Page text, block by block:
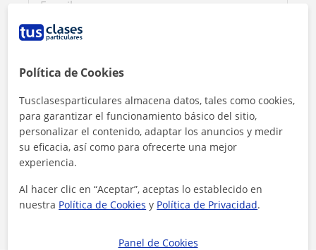
Al hacer clic, aceptas nuestro
Contactar ahora
Política de Cookies
Tusclasesparticulares almacena datos, tales como cookies,
para garantizar el funcionamiento básico del sitio,
personalizar el contenido, adaptar los anuncios y medir
su eficacia, así como para ofrecerte una mejor
experiencia.
Al hacer clic en “Aceptar”, aceptas lo establecido en
nuestra Política de Cookies y Política de Privacidad.
Panel de Cookies